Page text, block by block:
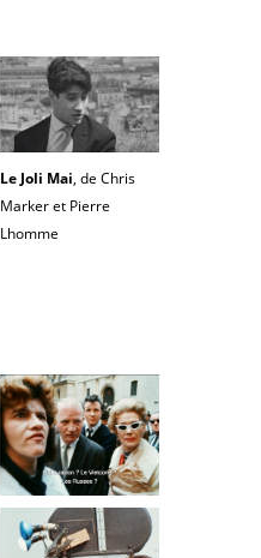
Le Joli Mai, de Chris
Marker et Pierre
Lhomme